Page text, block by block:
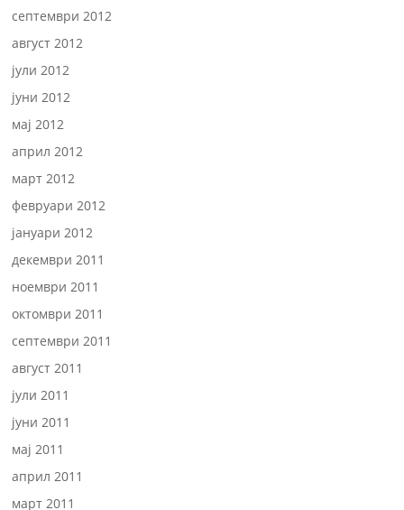
септември 2012
август 2012
јули 2012
јуни 2012
мај 2012
април 2012
март 2012
февруари 2012
јануари 2012
декември 2011
ноември 2011
октомври 2011
септември 2011
август 2011
јули 2011
јуни 2011
мај 2011
април 2011
март 2011